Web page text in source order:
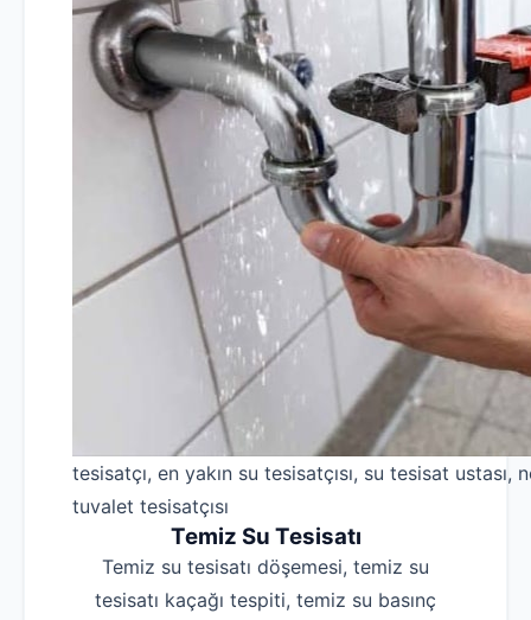
tesisatçı, en yakın su tesisatçısı, su tesisat
tuvalet tesisatçısı
Temiz Su Tesisatı
Temiz su tesisatı döşemesi, temiz su
tesisatı kaçağı tespiti, temiz su basınç